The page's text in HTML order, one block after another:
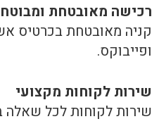
רכישה​ ​מאובטחת
קניה מאובטחת בכרטיס
ופייבוקס.
שירות לקוחות מקצועי
שירות לקוחות לכל שאלה